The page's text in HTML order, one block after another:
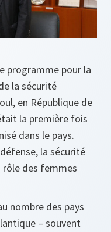
programme pour la
la sécurité
en République de
la première fois
dans le pays.
la sécurité
des femmes
nombre des pays
– souvent